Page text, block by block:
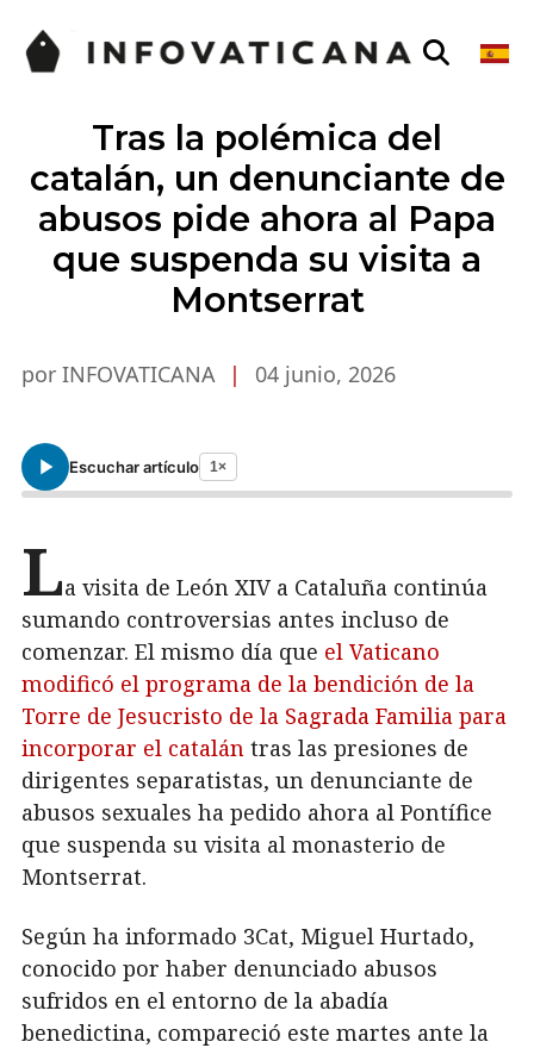
Tras la polémica del
catalán, un denunciante de
abusos pide ahora al Papa
que suspenda su visita a
Montserrat
por INFOVATICANA | 04 junio, 2026
Escuchar artículo 1×
La visita de León XIV a Cataluña continúa
sumando controversias antes incluso de
comenzar. El mismo día que el Vaticano
modificó el programa de la bendición de la
Torre de Jesucristo de la Sagrada Familia para
incorporar el catalán tras las presiones de
dirigentes separatistas, un denunciante de
abusos sexuales ha pedido ahora al Pontífice
que suspenda su visita al monasterio de
Montserrat.
Según ha informado 3Cat, Miguel Hurtado,
conocido por haber denunciado abusos
sufridos en el entorno de la abadía
benedictina, compareció este martes ante la